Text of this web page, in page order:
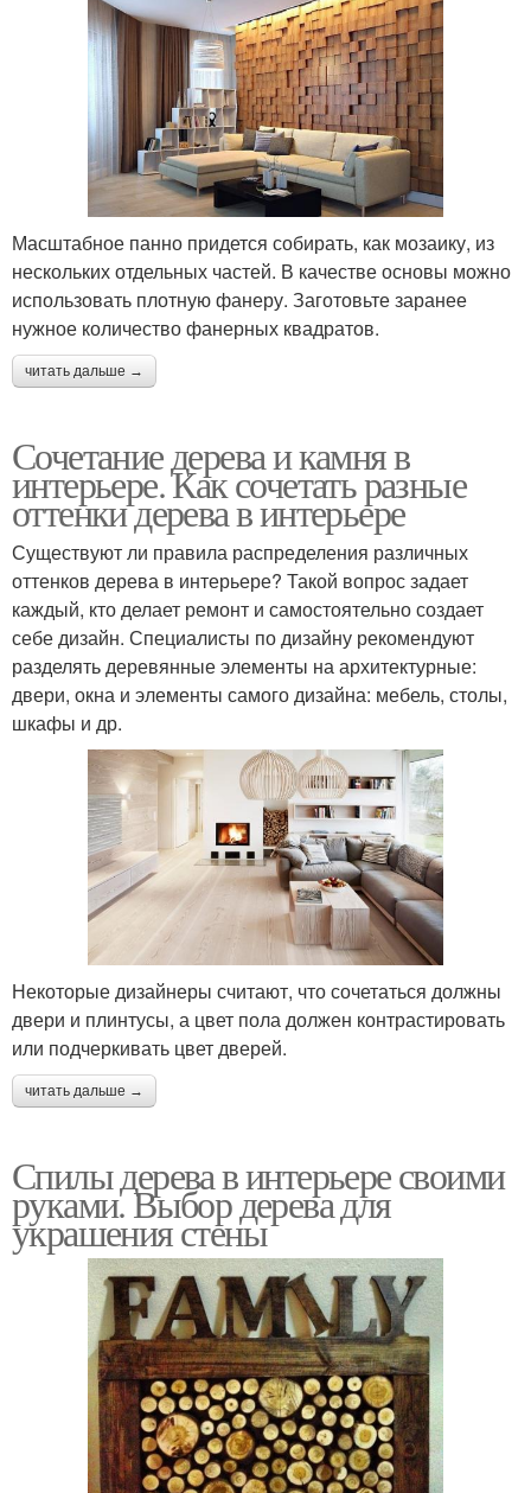
Масштабное панно придется собирать, как мозаику, из
нескольких отдельных частей. В качестве основы можно
использовать плотную фанеру. Заготовьте заранее
нужное количество фанерных квадратов.
читать дальше →
Сочетание дерева и камня в
интерьере. Как сочетать разные
оттенки дерева в интерьере
Существуют ли правила распределения различных
оттенков дерева в интерьере? Такой вопрос задает
каждый, кто делает ремонт и самостоятельно создает
себе дизайн. Специалисты по дизайну рекомендуют
разделять деревянные элементы на архитектурные:
двери, окна и элементы самого дизайна: мебель, столы,
шкафы и др.
Некоторые дизайнеры считают, что сочетаться должны
двери и плинтусы, а цвет пола должен контрастировать
или подчеркивать цвет дверей.
читать дальше →
Спилы дерева в интерьере своими
руками. Выбор дерева для
украшения стены